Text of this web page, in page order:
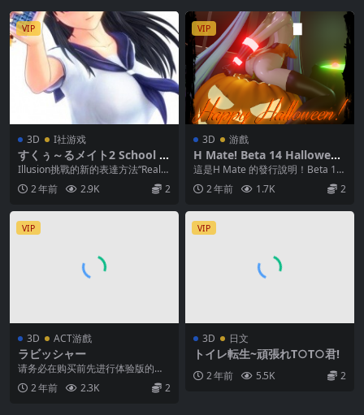
VIP
3D I社游戏
すくぅ～るメイト2 School M
ate 2
Illusion挑戰的新的表達方法“Real-ti
me 3D Animation...
2 年前 2.9K 2
VIP
3D 游戲
H Mate! Beta 14 Halloween
Special 2 萬聖節版本
這是H Mate 的發行說明！Beta 14
萬聖節特輯2： – 添加了8 個新...
2 年前 1.7K 2
VIP
3D ACT游戲
ラビッシャー
请务必在购买前先进行体验版的操
作确认，非常感谢您的配合。 游戏
仅支持键盘+鼠标的...
2 年前 2.3K 2
VIP
3D 日文
トイレ転生~頑張れT○T○君!
2 年前 5.5K 2